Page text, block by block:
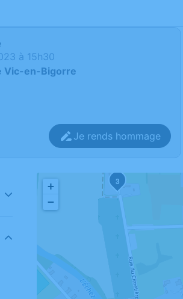
à 15h30
Vic-en-Bigorre
Je rends hommage
3
+
−